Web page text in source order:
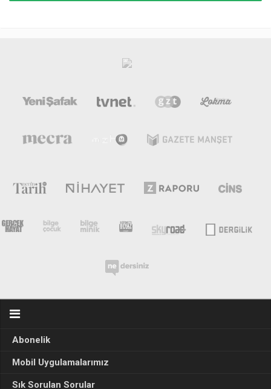
Abonelik
Mobil Uygulamalarımız
Sık Sorulan Sorular